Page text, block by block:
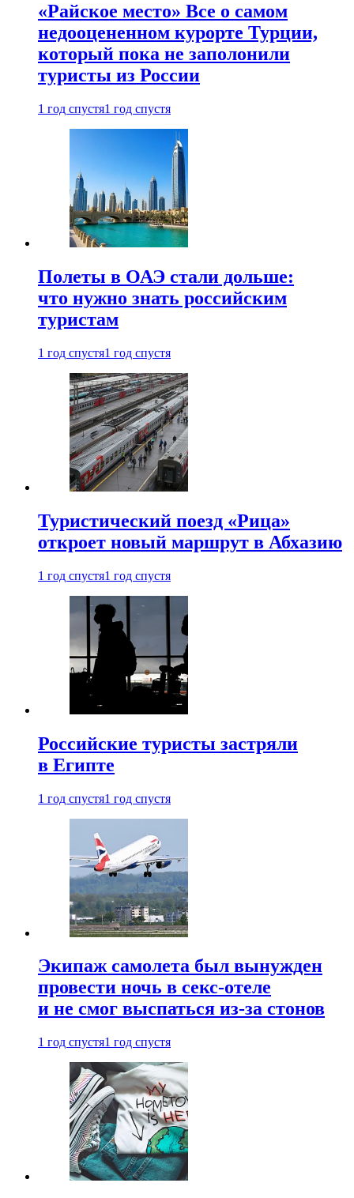
«Райское место» Все о самом
недооцененном курорте Турции,
который пока не заполонили
туристы из России
1 год спустя1 год спустя
Полеты в ОАЭ стали дольше:
что нужно знать российским
туристам
1 год спустя1 год спустя
Туристический поезд «Рица»
откроет новый маршрут в Абхазию
1 год спустя1 год спустя
Российские туристы застряли
в Египте
1 год спустя1 год спустя
Экипаж самолета был вынужден
провести ночь в секс-отеле
и не смог выспаться из-за стонов
1 год спустя1 год спустя